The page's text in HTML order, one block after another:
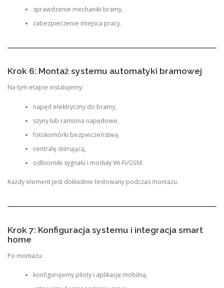
sprawdzenie mechaniki bramy,
zabezpieczenie miejsca pracy.
Krok 6: Montaż systemu automatyki bramowej
Na tym etapie instalujemy:
napęd elektryczny do bramy,
szyny lub ramiona napędowe,
fotokomórki bezpieczeństwa,
centralę sterującą,
odbiorniki sygnału i moduły Wi-Fi/GSM.
Każdy element jest dokładnie testowany podczas montażu.
Krok 7: Konfiguracja systemu i integracja smart
home
Po montażu:
konfigurujemy piloty i aplikację mobilną,